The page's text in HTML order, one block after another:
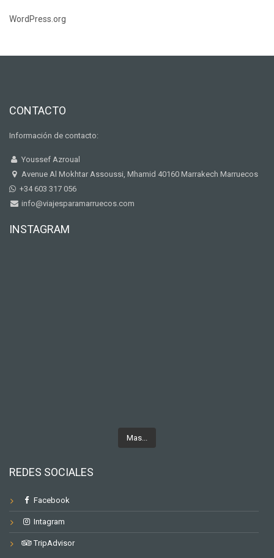
WordPress.org
CONTACTO
Información de contacto:
Youssef Azroual
Avenue Al Mokhtar Assoussi, Mhamid 40160 Marrakech Marruecos
+34 603 317 056
info@viajesparamarruecos.com
INSTAGRAM
Mas...
REDES SOCIALES
Facebook
Intagram
TripAdvisor